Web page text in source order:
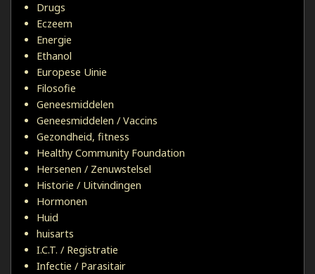
Drugs
Eczeem
Energie
Ethanol
Europese Uinie
Filosofie
Geneesmiddelen
Geneesmiddelen / Vaccins
Gezondheid, fitness
Healthy Community Foundation
Hersenen / Zenuwstelsel
Historie / Uitvindingen
Hormonen
Huid
huisarts
I.C.T. / Registratie
Infectie / Parasitair